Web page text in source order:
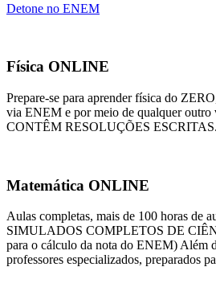
Detone no ENEM
Física ONLINE
Prepare-se para aprender física do
via ENEM e por meio de qualquer
CONTÊM RESOLUÇÕES
Matemática ONLINE
Aulas completas, mais de 100 horas
SIMULADOS COMPLETOS DE
para o cálculo da nota do ENEM) Além
professores especializados, preparados